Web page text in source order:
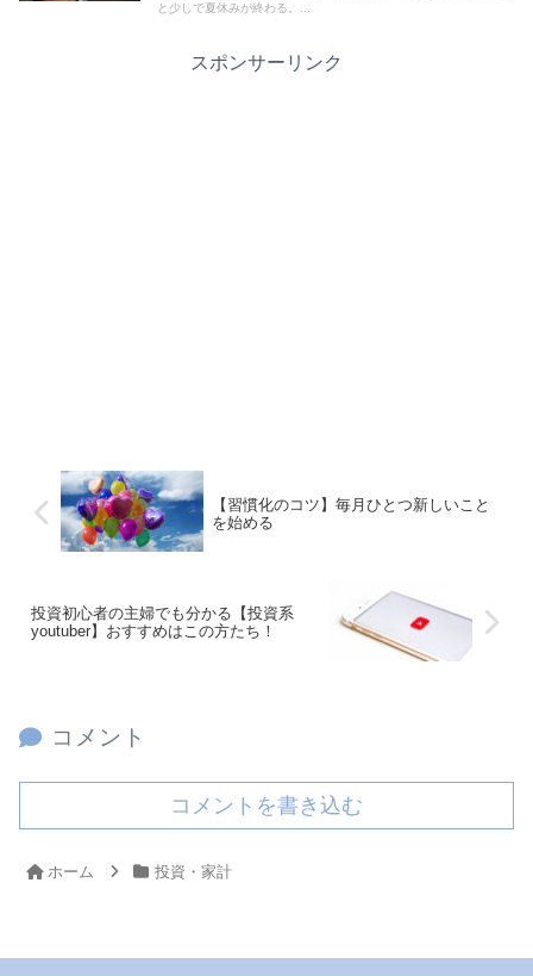
と少しで夏休みが終わる。...
スポンサーリンク
【習慣化のコツ】毎月ひとつ新しいこと
を始める
投資初心者の主婦でも分かる【投資系
youtuber】おすすめはこの方たち！
コメント
コメントを書き込む
ホーム 投資・家計